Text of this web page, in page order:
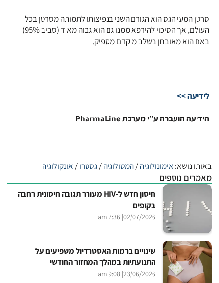
סרטן המעי הגס הוא הגורם השני בנפיצותו לתמותה מסרטן בכל
העולם, אך הסיכוי להירפא ממנו גם הוא גבוה מאוד (סביב 95%)
באם הוא מאובחן בשלב מוקדם מספיק.
לידיעה >>
הידיעה הועברה ע”י מערכת PharmaLine
באותו נושא: אימונולוגיה/המטולוגיה/גסטרו/ אונקולוגיה
מאמרים נוספים
חיסון חדש ל-HIV מעורר תגובה חיסונית רחבה
בקופים
02/07/2026
| 7:36 am
שינויים ברמות האסטרדיול משפיעים על
התנועתיות במהלך המחזור החודשי
23/06/2026
| 9:08 am